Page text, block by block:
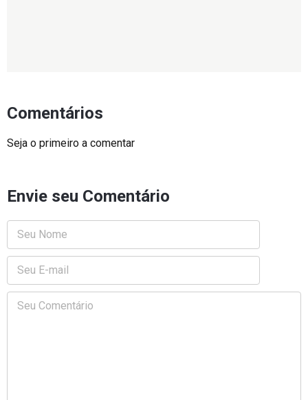
Comentários
Seja o primeiro a comentar
Envie seu Comentário